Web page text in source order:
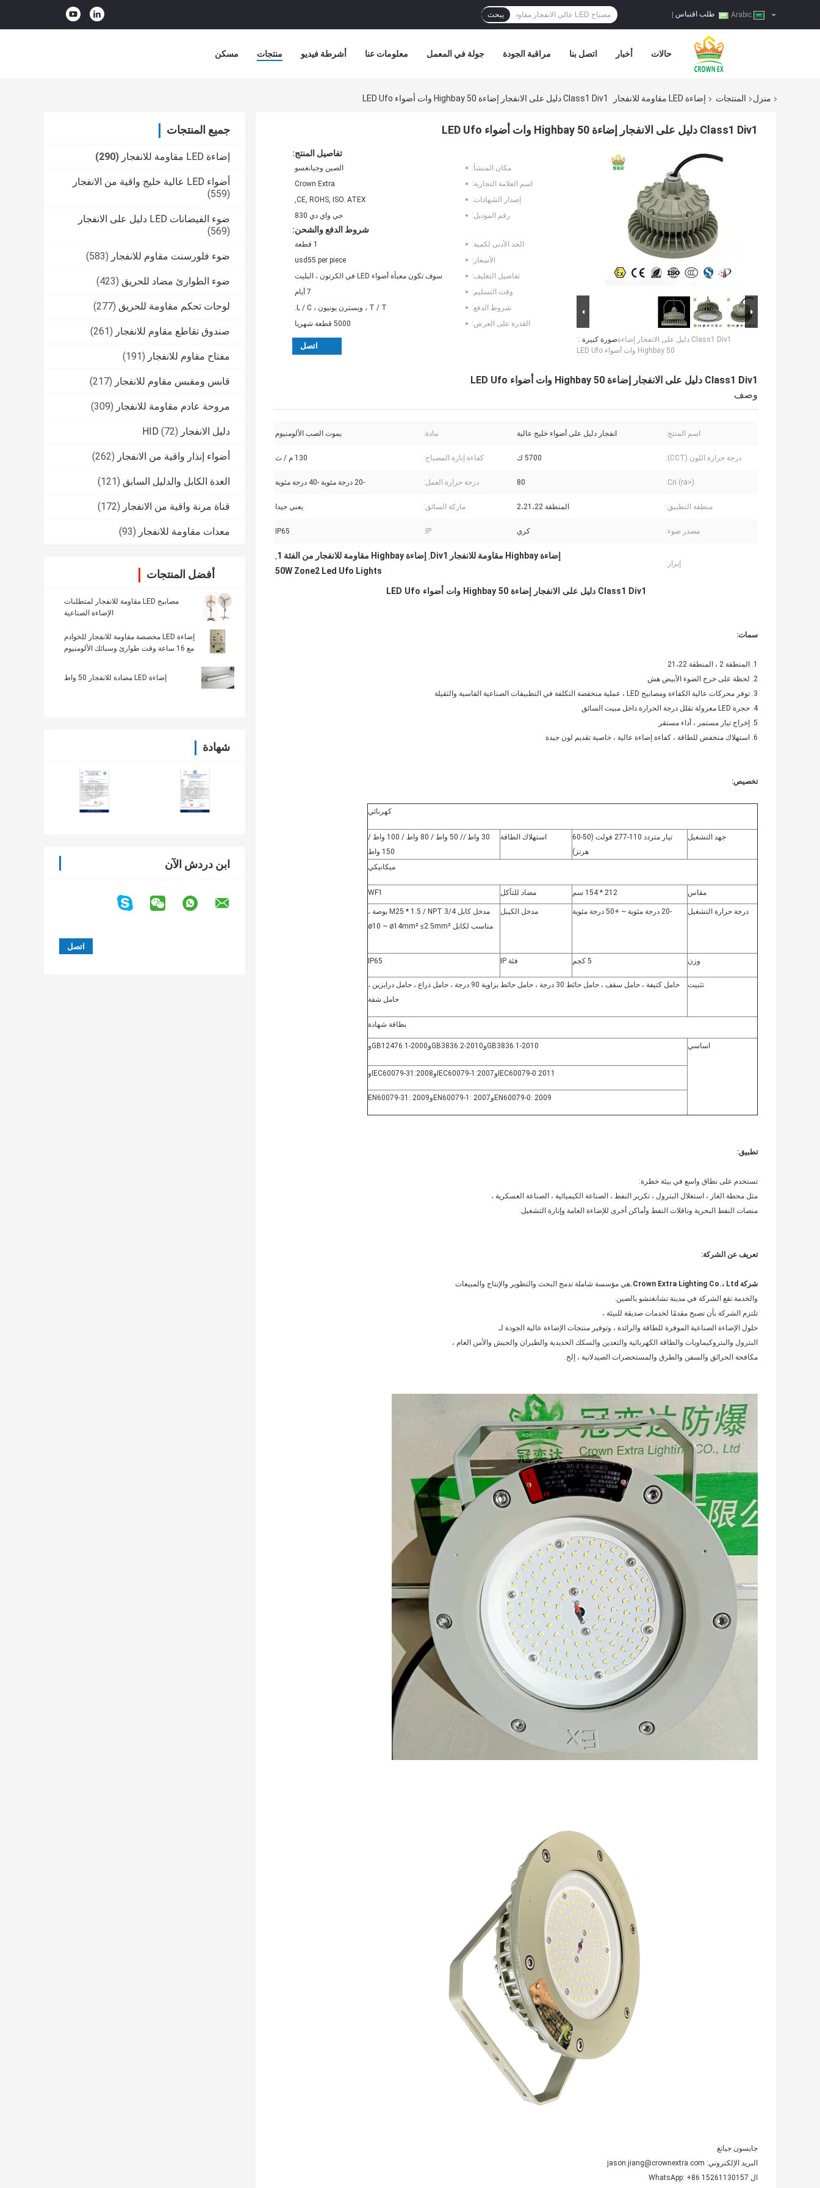
طلب اقتباس يبحث
مسكن منتجات أشرطة فيديو معلومات عنا جولة في المعمل مراقبة الجودة اتصل بنا أخبار حالات
منزل المنتجات إضاءة LED مقاومة للانفجار Class1 Div1 دليل على الانفجار إضاءة Highbay 50 وات أضواء LED Ufo
جميع المنتجات
إضاءة LED مقاومة للانفجار (290)
أضواء LED عالية خليج واقية من الانفجار
(559)
ضوء الفيضانات LED دليل على الانفجار
(569)
ضوء فلورسنت مقاوم للانفجار (583)
ضوء الطوارئ مضاد للحريق (423)
لوحات تحكم مقاومة للحريق (277)
صندوق تقاطع مقاوم للانفجار (261)
مفتاح مقاوم للانفجار (191)
قابس ومقبس مقاوم للانفجار (217)
مروحة عادم مقاومة للانفجار (309)
دليل الانفجار HID (72)
أضواء إنذار واقية من الانفجار (262)
الغدة الكابل والدليل السابق (121)
قناة مرنة واقية من الانفجار (172)
معدات مقاومة للانفجار (93)
أفضل المنتجات
مصابيح LED مقاومة للانفجار لمتطلبات
الإضاءة الصناعية
إضاءة LED مخصصة مقاومة للانفجار للخوادم
مع 16 ساعة وقت طوارئ وسبائك الألومنيوم
إضاءة LED مضادة للانفجار 50 واط
شهادة
ابن دردش الآن
Class1 Div1 دليل على الانفجار إضاءة Highbay 50 وات أضواء LED Ufo
صورة كبيرة :Class1 Div1 دليل على الانفجار إضاءة
Highbay 50 وات أضواء LED Ufo
تفاصيل المنتج:
مكان المنشأ:
الصين وجيانغسو
اسم العلامة التجارية:
Crown Extra
إصدار الشهادات:
CE, ROHS, ISO. ATEX,
رقم الموديل:
جي واي دي 830
شروط الدفع والشحن:
الحد الأدنى لكمية:
1 قطعة
الأسعار:
usd55 per piece
تفاصيل التغليف:
سوف تكون معبأة أضواء LED في الكرتون ، البليت
وقت التسليم:
7 أيام
شروط الدفع:
T / T ، ويسترن يونيون ، L / C.
القدرة على العرض:
5000 قطعة شهريا
اتصل
Class1 Div1 دليل على الانفجار إضاءة Highbay 50 وات أضواء LED Ufo
وصف
اسم المنتج: انفجار دليل على أضواء خليج عالية مادة: يموت الصب الألومنيوم
درجة حرارة اللون (CCT): 5700 ك كفاءة إنارة المصباح: 130 م / ث
Cri (ra>):
80 درجة حرارة العمل: -20 درجة مئوية -40 درجة مئوية
منطقة التطبيق: المنطقة 2،21،22 ماركة السائق: يعني جيدا
مصدر ضوء: كري IP:
IP65
إبراز:
إضاءة Highbay مقاومة للانفجار Div1 , إضاءة Highbay مقاومة للانفجار من الفئة 1 ,
50W Zone2 Led Ufo Lights
Class1 Div1 دليل على الانفجار إضاءة Highbay 50 وات أضواء LED Ufo
سمات:
1. المنطقة 2 ، المنطقة 21،22
2. لحظة على خرج الضوء الأبيض هش
3. توفر محركات عالية الكفاءة ومصابيح LED ، عملية منخفضة التكلفة في التطبيقات الصناعية القاسية والثقيلة
4. حجرة LED معزولة تقلل درجة الحرارة داخل مبيت السائق
5. إخراج تيار مستمر ، أداء مستقر
6. استهلاك منخفض للطاقة ، كفاءة إضاءة عالية ، خاصية تقديم لون جيدة
تخصيص:
كهربائي
جهد التشغيل
تيار متردد 110-277 فولت (50-60
هرتز)
استهلاك الطاقة
30 واط // 50 واط / 80 واط / 100 واط /
150 واط
ميكانيكي
مقاس 212 * 154 سم مضاد للتآكل WF1
درجة حرارة التشغيل -20 درجة مئوية ~ +50 درجة مئوية مدخل الكيبل
مدخل كابل M25 * 1.5 / NPT 3/4 بوصة ،
مناسب لكابل ø10 ~ ø14mm² ≤2.5mm²
وزن 5 كجم فئة IP IP65
تثبيت
حامل كتيفة ، حامل سقف ، حامل حائط 30 درجة ، حامل حائط بزاوية 90 درجة ، حامل ذراع ، حامل درابزين ،
حامل شفة
بطاقة شهادة
اساسي GB3836.1-2010وGB3836.2-2010وGB12476.1-2000و
IEC60079-0:2011 و IEC60079-1 :2007 و IEC60079-31 :2008 و
EN60079-0: 2009 وEN60079-1: 2007 وEN60079-31: 2009
تطبيق:
تستخدم على نطاق واسع في بيئة خطرة:
مثل محطة الغاز ، استغلال البترول ، تكرير النفط ، الصناعة الكيميائية ، الصناعة العسكرية ،
منصات النفط البحرية وناقلات النفط وأماكن أخرى للإضاءة العامة وإنارة التشغيل.
تعريف عن الشركة:
شركة Crown Extra Lighting Co.، Ltd.
هي مؤسسة شاملة تدمج البحث والتطوير والإنتاج والمبيعات
والخدمة.تقع الشركة في مدينة تشانغتشو بالصين.
تلتزم الشركة بأن تصبح مقدمًا لخدمات صديقة للبيئة ،
حلول الإضاءة الصناعية الموفرة للطاقة والرائدة ، وتوفير منتجات الإضاءة عالية الجودة لـ
البترول والبتروكيماويات والطاقة الكهربائية والتعدين والسكك الحديدية والطيران والجيش والأمن العام ،
مكافحة الحرائق والسفن والطرق والمستحضرات الصيدلانية ، إلخ.
جايسون جيانغ
البريد الإلكتروني: jason.jiang@crownextra.com
ال WhatsApp: +86 15261130157